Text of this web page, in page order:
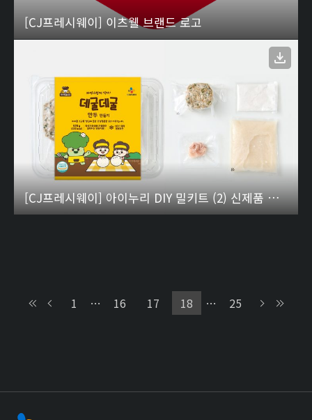
[CJ프레시웨이] 이츠웰 브랜드 로고
[CJ프레시웨이] 아이누리 DIY 밀키트 (2) 신제품 데굴데굴 만두 만들기
1 … 16 17 18 … 25